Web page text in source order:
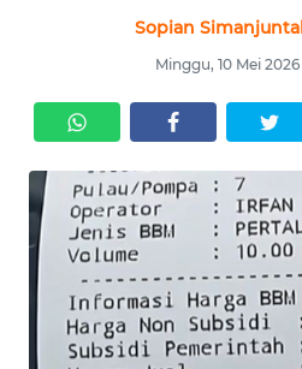
Sopian
Minggu, 10 Mei
KRIMINAL
EKUIN
SAINS-TEKNO
KESEHATAN